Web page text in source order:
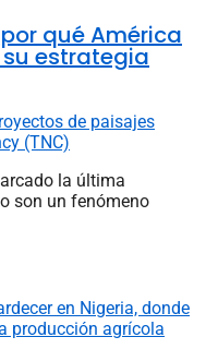
qué América
estrategia
de paisajes
(TNC)
la última
son un fenómeno